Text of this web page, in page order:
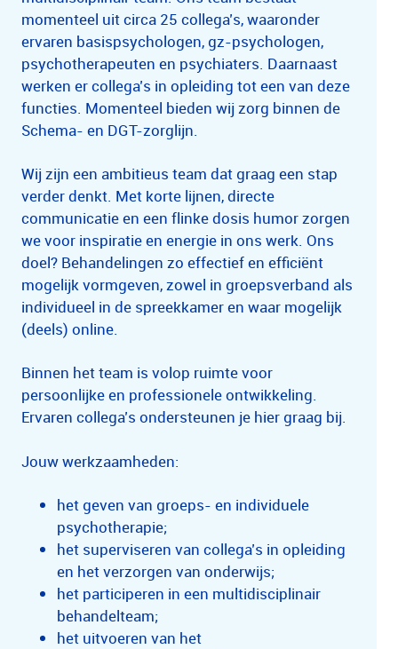
momenteel uit circa 25 collega’s, waaronder
ervaren basispsychologen, gz-psychologen,
psychotherapeuten en psychiaters. Daarnaast
werken er collega’s in opleiding tot een van deze
functies. Momenteel bieden wij zorg binnen de
Schema- en DGT-zorglijn.
Wij zijn een ambitieus team dat graag een stap
verder denkt. Met korte lijnen, directe
communicatie en een flinke dosis humor zorgen
we voor inspiratie en energie in ons werk. Ons
doel? Behandelingen zo effectief en efficiënt
mogelijk vormgeven, zowel in groepsverband als
individueel in de spreekkamer en waar mogelijk
(deels) online.
Binnen het team is volop ruimte voor
persoonlijke en professionele ontwikkeling.
Ervaren collega’s ondersteunen je hier graag bij.
Jouw werkzaamheden:
het geven van groeps- en individuele
psychotherapie;
het superviseren van collega’s in opleiding
en het verzorgen van onderwijs;
het participeren in een multidisciplinair
behandelteam;
het uitvoeren van het